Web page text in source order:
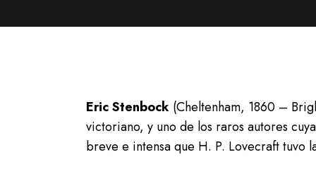
Eric Stenbock (Cheltenham, 1860 –
victoriano, y uno de los raros autores
breve e intensa que H. P. Lovecraft tuvo